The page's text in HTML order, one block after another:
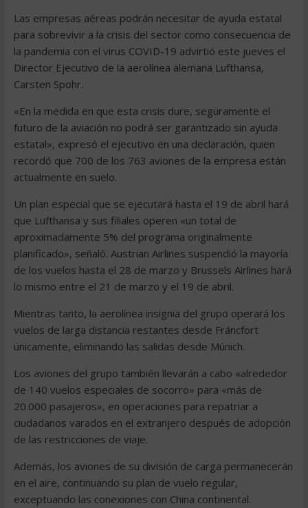
Las empresas aéreas podrán necesitar de ayuda estatal
para sobrevivir a la crisis del sector como consecuencia de
la pandemia con el virus COVID-19 advirtió este jueves el
Director Ejecutivo de la aerolínea alemana Lufthansa,
Carsten Spohr.
«En la medida en que esta crisis dure, seguramente el
futuro de la aviación no podrá ser garantizado sin ayuda
estatal», expresó el ejecutivo en una declaración, quien
recordó que 700 de los 763 aviones de la empresa están
actualmente en suelo.
Un plan especial que se ejecutará hasta el 19 de abril hará
que Lufthansa y sus filiales operen «un total de
aproximadamente 5% del programa originalmente
planificado», señaló. Austrian Airlines suspendió la mayoría
de los vuelos hasta el 28 de marzo y Brussels Airlines hará
lo mismo entre el 21 de marzo y el 19 de abril.
Mientras tanto, la aerolínea insignia del grupo operará los
vuelos de larga distancia restantes desde Fráncfort
únicamente, eliminando las salidas desde Múnich.
Los aviones del grupo también llevarán a cabo «alrededor
de 140 vuelos especiales de socorro» para «más de
20.000 pasajeros», en operaciones para repatriar a
ciudadanos varados en el extranjero después de adopción
de las restricciones de viaje.
Además, los aviones de su división de carga permanecerán
en el aire, continuando su plan de vuelo regular,
exceptuando las conexiones con China continental.